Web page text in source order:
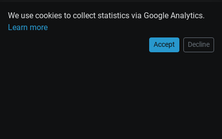
We use cookies to collect statistics via Google Analytics.
Learn more
Accept Decline
QUIZ ARTICLES PSY CARDS
WORKSHOPS
Osvaldo Pugliese